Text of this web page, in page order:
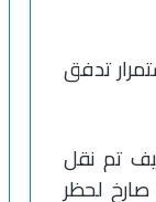
تدفق
تم نقل
صارخ لحظر